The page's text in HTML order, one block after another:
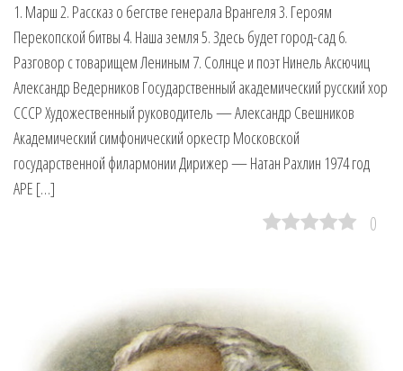
1. Марш 2. Рассказ о бегстве генерала Врангеля 3. Героям
Перекопской битвы 4. Наша земля 5. Здесь будет город-сад 6.
Разговор с товарищем Лениным 7. Солнце и поэт Нинель Аксючиц
Александр Ведерников Государственный академический русский хор
СССР Художественный руководитель — Александр Свешников
Академический симфонический оркестр Московской
государственной филармонии Дирижер — Натан Рахлин 1974 год
APE […]
0